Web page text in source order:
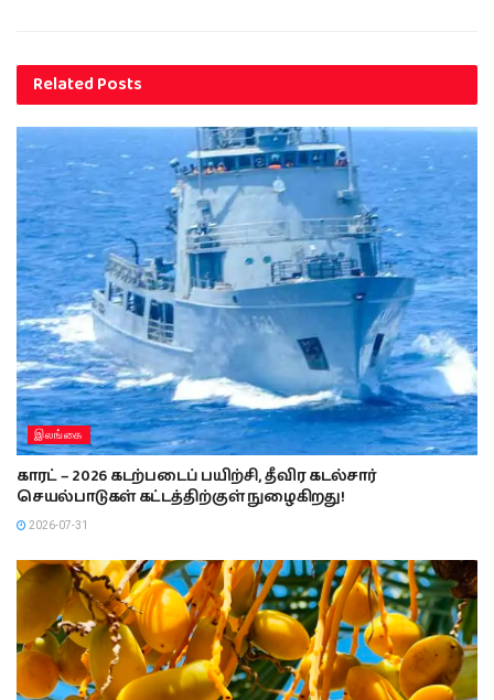
RelatedPosts
இலங்கை
காரட் – 2026 கடற்படைப் பயிற்சி, தீவிர கடல்சார்
செயல்பாடுகள் கட்டத்திற்குள் நுழைகிறது!
2026-07-31